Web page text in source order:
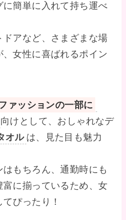
に簡単に入れて持ち運べ
アなど、さまざまな場
女性に喜ばれるポイン
ァッションの一部に
向けとして、おしゃれなデ
オル は、見た目も魅力
もちろん、通勤時にも
に揃っているため、女
ぴったり！